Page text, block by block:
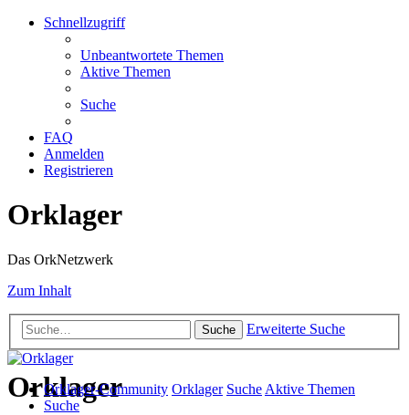
Schnellzugriff
Unbeantwortete Themen
Aktive Themen
Suche
FAQ
Anmelden
Registrieren
Orklager
Das OrkNetzwerk
Zum Inhalt
Suche Erweiterte Suche
Orklager
Orklager-Community Orklager SucheAktive Themen
Suche